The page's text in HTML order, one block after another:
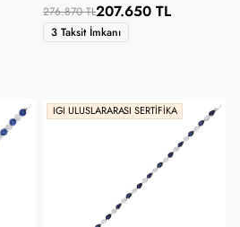
276.870 TL207.650 TL
3 Taksit İmkanı
IGI ULUSLARARASI SERTIFIKA